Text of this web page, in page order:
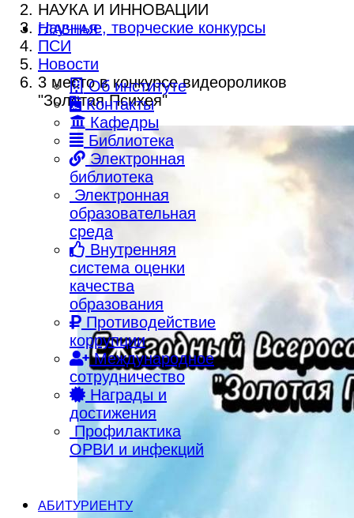
ГЛАВНАЯ
Об институте
Контакты
Кафедры
Библиотека
Электронная
библиотека
Электронная
образовательная
среда
Внутренняя
система оценки
качества
образования
Противодействие
коррупции
Международное
сотрудничество
Награды и
достижения
Профилактика
ОРВИ и инфекций
АБИТУРИЕНТУ
НАУКА И ИННОВАЦИИ
Научные, творческие конкурсы
ПСИ
Новости
3 место в конкурсе видеороликов
"Золотая Психея"